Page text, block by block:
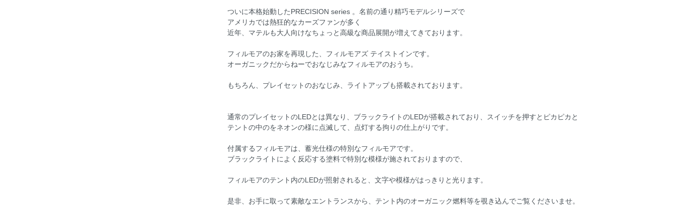
ついに本格始動したPRECISION series 。名前の通り精巧モデルシリーズで
アメリカでは熱狂的なカーズファンが多く
近年、マテルも大人向けなちょっと高級な商品展開が増えてきております。
フィルモアのお家を再現した、フィルモアズ テイストインです。
オーガニックだからねーでおなじみなフィルモアのおうち。
もちろん、プレイセットのおなじみ、ライトアップも搭載されております。
通常のプレイセットのLEDとは異なり、ブラックライトのLEDが搭載されており、スイッチを押すとピカピカと
テントの中のをネオンの様に点滅して、点灯する拘りの仕上がりです。
付属するフィルモアは、蓄光仕様の特別なフィルモアです。
ブラックライトによく反応する塗料で特別な模様が施されておりますので、
フィルモアのテント内のLEDが照射されると、文字や模様がはっきりと光ります。
是非、お手に取って素敵なエントランスから、テント内のオーガニック燃料等を覗き込んでご覧くださいませ。